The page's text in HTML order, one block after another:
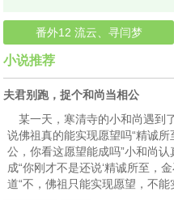
番外12 流云、寻闫梦
小说推荐
夫君别跑，捉个和尚当相公
某一天，寒清寺的小和尚遇到
说佛祖真的能实现愿望吗“精诚
公，你看这愿望能成吗”小和尚
成“你刚才不是还说‘精诚所至，
道“不，佛祖只能实现愿望，不